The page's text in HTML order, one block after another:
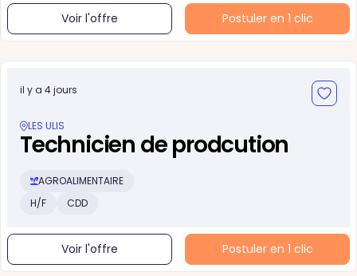
Voir l'offre Postuler en 1 clic
il y a 4 jours
LES ULIS
Technicien de prodcution
AGROALIMENTAIRE
H/F
CDD
Voir l'offre Postuler en 1 clic